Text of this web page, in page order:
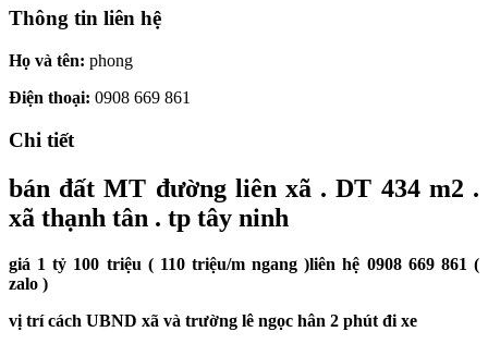
Thông tin liên hệ
Họ và tên: phong
Điện thoại: 0908 669 861
Chi tiết
bán đất MT đường liên xã . DT 434 m2 .
xã thạnh tân . tp tây ninh
giá 1 tỷ 100 triệu ( 110 triệu/m ngang )liên hệ 0908 669 861 (
zalo )
vị trí cách UBND xã và trường lê ngọc hân 2 phút đi xe